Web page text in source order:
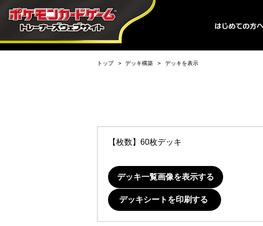
トップ デッキ構築 デッキを表示
【枚数】60枚デッキ
デッキ一覧画像を表示する
デッキシートを印刷する